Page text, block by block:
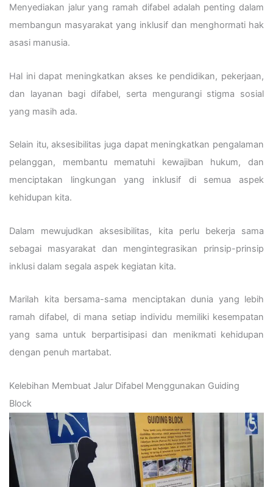
Menyediakan jalur yang ramah difabel adalah penting dalam
membangun masyarakat yang inklusif dan menghormati hak
asasi manusia.
Hal ini dapat meningkatkan akses ke pendidikan, pekerjaan,
dan layanan bagi difabel, serta mengurangi stigma sosial
yang masih ada.
Selain itu, aksesibilitas juga dapat meningkatkan pengalaman
pelanggan, membantu mematuhi kewajiban hukum, dan
menciptakan lingkungan yang inklusif di semua aspek
kehidupan kita.
Dalam mewujudkan aksesibilitas, kita perlu bekerja sama
sebagai masyarakat dan mengintegrasikan prinsip-prinsip
inklusi dalam segala aspek kegiatan kita.
Marilah kita bersama-sama menciptakan dunia yang lebih
ramah difabel, di mana setiap individu memiliki kesempatan
yang sama untuk berpartisipasi dan menikmati kehidupan
dengan penuh martabat.
Kelebihan Membuat Jalur Difabel Menggunakan Guiding
Block